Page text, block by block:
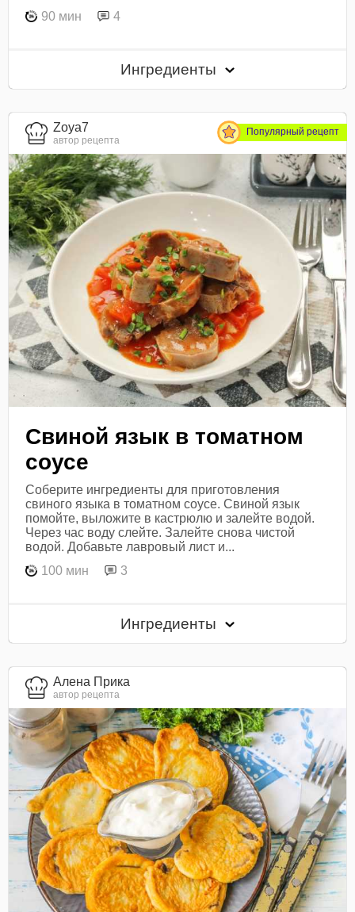
90 мин
4
Ингредиенты
Zoya7
автор рецепта
Популярный рецепт
Свиной язык в томатном
соусе
Соберите ингредиенты для приготовления
свиного языка в томатном соусе. Свиной язык
помойте, выложите в кастрюлю и залейте водой.
Через час воду слейте. Залейте снова чистой
водой. Добавьте лавровый лист и...
100 мин
3
Ингредиенты
Алена Прика
автор рецепта